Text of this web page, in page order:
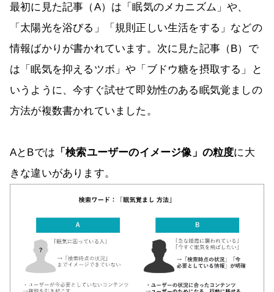
最初に見た記事（A）は「眠気のメカニズム」や、
「太陽光を浴びる」「規則正しい生活をする」などの
情報ばかりが書かれています。次に見た記事（B）で
は「眠気を抑えるツボ」や「ブドウ糖を摂取する」と
いうように、今すぐ試せて即効性のある眠気覚ましの
方法が複数書かれていました。
AとBでは 「検索ユーザーのイメージ像」の粒度に大
きな違いがあります。